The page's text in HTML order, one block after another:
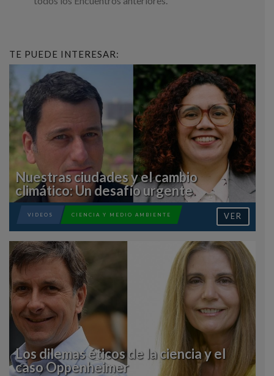
TE PUEDE INTERESAR:
Nuestras ciudades y el cambio
climático: Un desafío urgente
CIENCIA Y MEDIO AMBIENTE
VIDEOS VER
Los dilemas éticos de la ciencia y el
caso Oppenheimer